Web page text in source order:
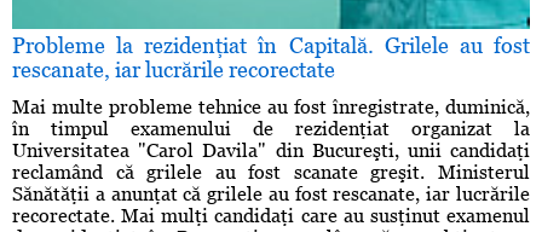
Probleme la rezidenţiat în Capitală. Grilele au fost
rescanate, iar lucrările recorectate
Mai multe probleme tehnice au fost înregistrate, duminică,
în timpul examenului de rezidenţiat organizat la
Universitatea "Carol Davila" din Bucureşti, unii candidaţi
reclamând că grilele au fost scanate greşit. Ministerul
Sănătăţii a anunţat că grilele au fost rescanate, iar lucrările
recorectate. Mai mulţi candidaţi care au susţinut examenul